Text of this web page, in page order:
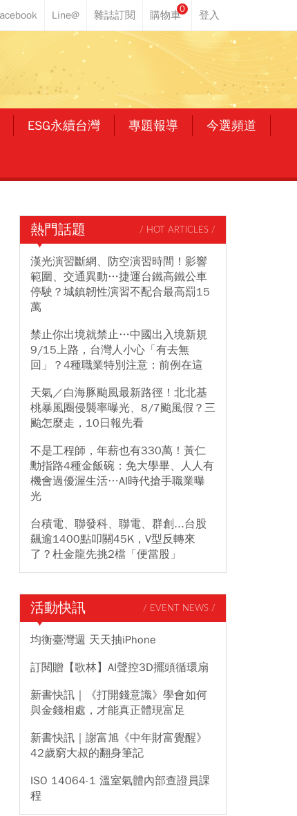
0
ESG永續台灣 專題報導 今選頻道
熱門話題 / HOT ARTICLES /
漢光演習斷網、防空演習時間！影響
範圍、交通異動…捷運台鐵高鐵公車
停駛？城鎮韌性演習不配合最高罰15
萬
禁止你出境就禁止…中國出入境新規
9/15上路，台灣人小心「有去無
回」？4種職業特別注意：前例在這
天氣／白海豚颱風最新路徑！北北基
桃暴風圈侵襲率曝光、8/7颱風假？三
颱怎麼走，10日報先看
不是工程師，年薪也有330萬！黃仁
勳指路4種金飯碗：免大學畢、人人有
機會過優渥生活…AI時代搶手職業曝
光
台積電、聯發科、聯電、群創...台股
飆逾1400點叩關45K，V型反轉來
了？杜金龍先挑2檔「便當股」
活動快訊 / EVENT NEWS /
均衡臺灣週 天天抽iPhone
訂閱贈【歌林】AI聲控3D擺頭循環扇
新書快訊｜《打開錢意識》學會如何
與金錢相處，才能真正體現富足
新書快訊｜謝富旭《中年財富覺醒》
42歲窮大叔的翻身筆記
ISO 14064-1 溫室氣體內部查證員課
程